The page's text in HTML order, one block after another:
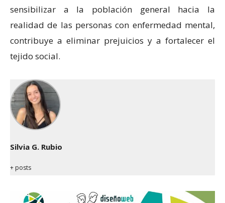
sensibilizar a la población general hacia la
realidad de las personas con enfermedad mental,
contribuye a eliminar prejuicios y a fortalecer el
tejido social.
Silvia G. Rubio
+ posts